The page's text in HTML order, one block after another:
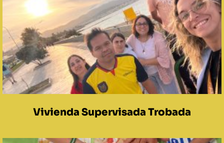
Vivienda Supervisada Trobada